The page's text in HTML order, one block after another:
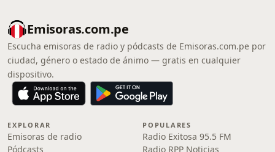
Emisoras.com.pe
Escucha emisoras de radio y pódcasts de Emisoras.com.pe por
ciudad, género o estado de ánimo — gratis en cualquier
dispositivo.
EXPLORAR
Emisoras de radio
Pódcasts
POPULARES
Radio Exitosa 95.5 FM
Radio RPP Noticias